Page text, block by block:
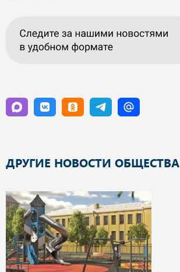
ДРУГИЕ НОВОСТИ ОБЩЕСТВА